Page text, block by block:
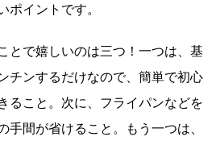
ポイントです。
とで嬉しいのは三つ！一つは、基
チンするだけなので、簡単で初心
ること。次に、フライパンなどを
手間が省けること。もう一つは、